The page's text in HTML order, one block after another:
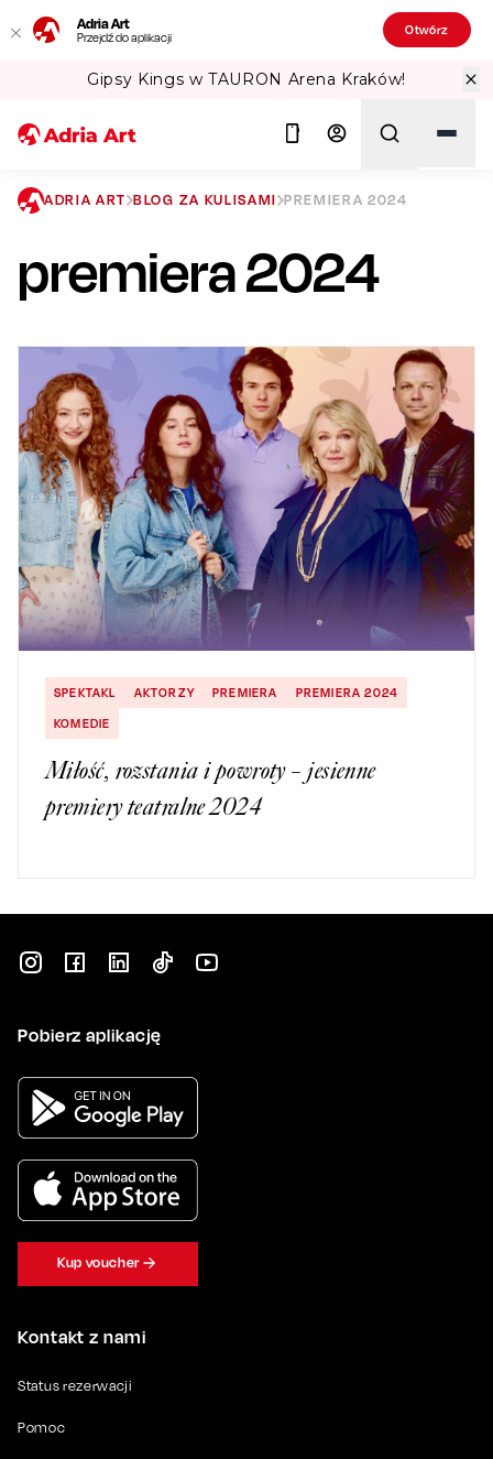
Adria Art
Przejdź do aplikacji Otwórz
Arena Kraków! Sprawdź
Szukaj
ADRIA ART BLOG ZA KULISAMI PREMIERA 2024
premiera 2024
SPEKTAKL AKTORZY PREMIERA
PREMIERA 2024
KOMEDIE
Miłość, rozstania i powroty – jesienne
premiery teatralne 2024
Kontakt z nami
Status rezerwacji
Pomoc
Pobierz aplikację
Kup voucher